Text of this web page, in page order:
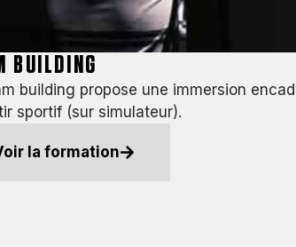
BUILDING
propose une immersion encadrée dans des situations de gestion du stress et de self-
et du tir sportif (sur simulateur).
la formation